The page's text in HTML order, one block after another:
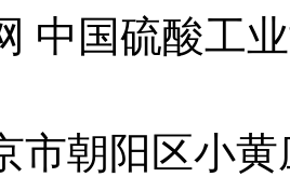
中国硫酸工
市朝阳区小